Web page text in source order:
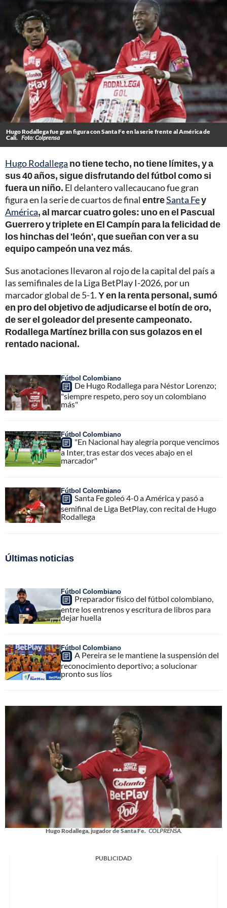
Hugo Rodallega fue gran figura con Santa Fe en la serie frente al América de
Cali. Foto: Colprensa
Hugo Rodallega no tiene techo, no tiene límites, y a
sus 40 años, sigue disfrutando del fútbol como si
fuera un niño. El delantero vallecaucano fue gran
figura en la serie de cuartos de final entreSanta Fey
América, al marcar cuatro goles: uno en el Pascual
Guerrero y triplete en El Campín para la felicidad de
los hinchas del 'león', que sueñan con ver a su
equipo campeón una vez más.
Sus anotaciones llevaron al rojo de la capital del país a
las semifinales de la Liga BetPlay I-2026, por un
marcador global de 5-1.Y en la renta personal, sumó
en pro del objetivo de adjudicarse el botín de oro,
de ser el goleador del presente campeonato.
Rodallega Martínez brilla con sus golazos en el
rentado nacional.
Fútbol Colombiano
De Hugo Rodallega para Néstor Lorenzo;
"siempre respeto, pero soy un colombiano
más"
Fútbol Colombiano
"En Nacional hay alegría porque vencimos
a Inter, tras estar dos veces abajo en el
marcador"
Fútbol Colombiano
Santa Fe goleó 4-0 a América y pasó a
semifinal de Liga BetPlay, con recital de Hugo
Rodallega
Últimas noticias
Fútbol Colombiano
Preparador físico del fútbol colombiano,
entre los entrenos y escritura de libros para
dejar huella
Fútbol Colombiano
A Pereira se le mantiene la suspensión del
reconocimiento deportivo; a solucionar
pronto sus líos
Hugo Rodallega, jugador de Santa Fe. COLPRENSA.
PUBLICIDAD